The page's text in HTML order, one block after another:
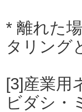
* 離れた
タリング
[3]産業用
ビダシ・